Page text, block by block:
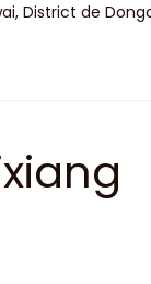
District de